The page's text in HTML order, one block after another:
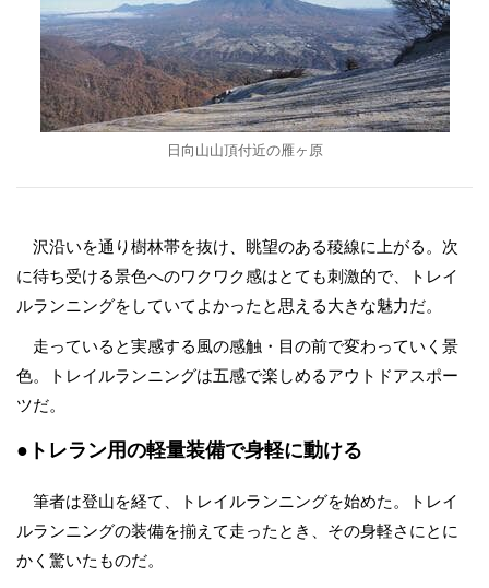
日向山山頂付近の雁ヶ原
沢沿いを通り樹林帯を抜け、眺望のある稜線に上がる。次
に待ち受ける景色へのワクワク感はとても刺激的で、トレイ
ルランニングをしていてよかったと思える大きな魅力だ。
走っていると実感する風の感触・目の前で変わっていく景
色。トレイルランニングは五感で楽しめるアウトドアスポー
ツだ。
●トレラン用の軽量装備で身軽に動ける
筆者は登山を経て、トレイルランニングを始めた。トレイ
ルランニングの装備を揃えて走ったとき、その身軽さにとに
かく驚いたものだ。